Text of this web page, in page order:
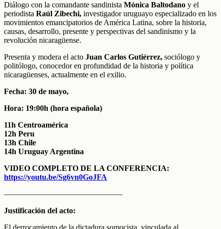
Diálogo con la comandante sandinista Mónica Baltodano y el
periodista Raúl Zibechi, investigador uruguayo especializado en los
movimientos emancipatorios de América Latina, sobre la historia,
causas, desarrollo, presente y perspectivas del sandinismo y la
revolución nicaragüense.
Presenta y modera el acto Juan Carlos Gutiérrez, sociólogo y
politólogo, conocedor en profundidad de la historia y política
nicaragüenses, actualmente en el exilio.
Fecha: 30 de mayo,
Hora: 19:00h (hora española)
11h Centroamérica
12h Peru
13h Chile
14h Uruguay Argentina
VIDEO COMPLETO DE LA CONFERENCIA:
https://youtu.be/Sg6vn0GoJFA
———————————————
Justificación del acto: